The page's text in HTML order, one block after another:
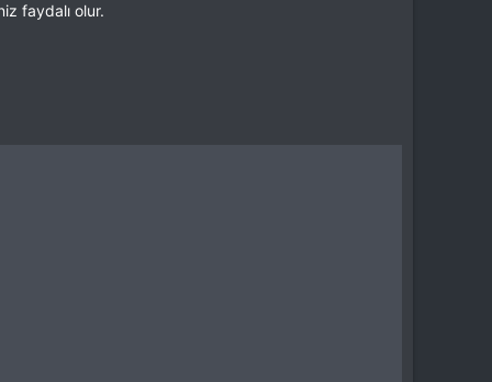
faydalı olur.